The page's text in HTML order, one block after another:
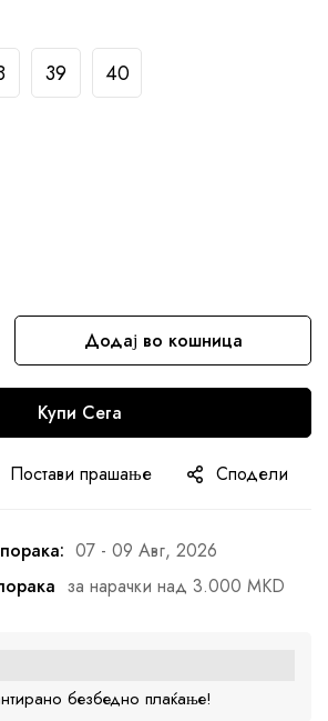
39 40
Додај во кошница
Купи Сега
Постави прашање Сподели
07 - 09 Авг, 2026
за нарачки над 3.000 MKD
безбедно плаќање!